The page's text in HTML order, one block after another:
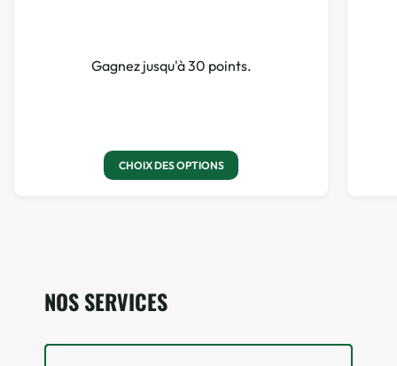
Gagnez jusqu'à 30 points.
CHOIX DES OPTIONS
NOS SERVICES